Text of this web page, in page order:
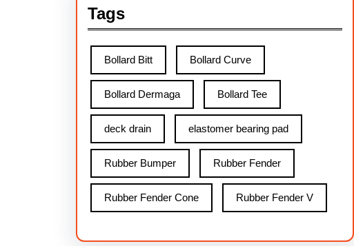
Tags
Bollard Bitt Bollard Curve
Bollard Dermaga Bollard Tee
deck drain elastomer bearing pad
Rubber Bumper Rubber Fender
Rubber Fender Cone Rubber Fender V